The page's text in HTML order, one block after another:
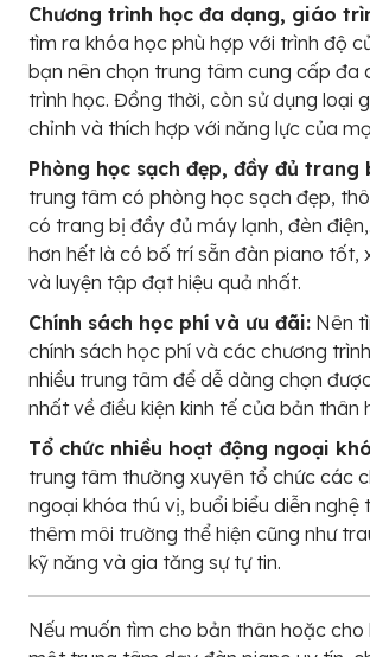
Chương trình học đa dạng, giáo
tìm ra khóa học phù hợp với trình độ
bạn nên chọn trung tâm cung cấp đa
trình học. Đồng thời, còn sử dụng loại
chỉnh và thích hợp với năng lực của
Phòng học sạch đẹp, đầy đủ trang
trung tâm có phòng học sạch đẹp,
có trang bị đầy đủ máy lạnh, đèn
hơn hết là có bố trí sẵn đàn piano tốt,
và luyện tập đạt hiệu quả nhất.
Chính sách học phí và ưu đãi: Nên
chính sách học phí và các chương
nhiều trung tâm để dễ dàng chọn
nhất về điều kiện kinh tế của bản thân
Tổ chức nhiều hoạt động ngoại
trung tâm thường xuyên tổ chức các
ngoại khóa thú vị, buổi biểu diễn nghệ
thêm môi trường thể hiện cũng như
kỹ năng và gia tăng sự tự tin.
Nếu muốn tìm cho bản thân hoặc cho